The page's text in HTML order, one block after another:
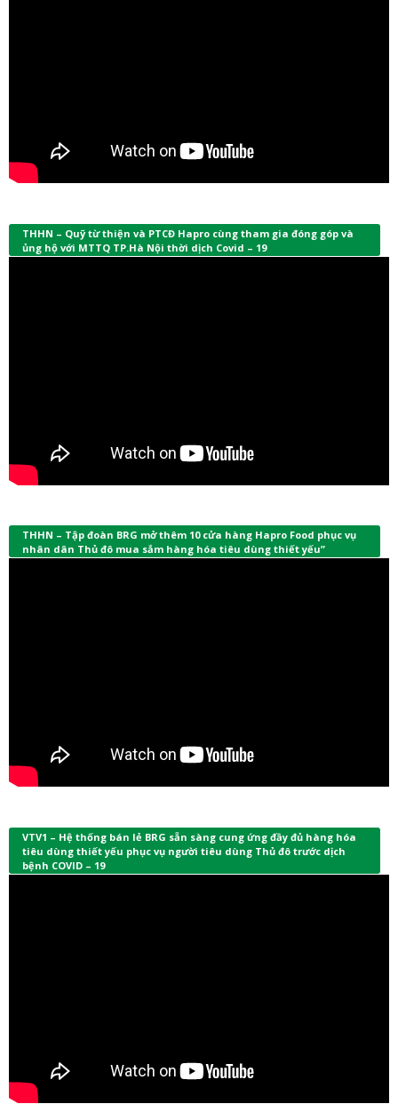
THHN – Quỹ từ thiện và PTCĐ Hapro cùng tham gia đóng góp và
ủng hộ với MTTQ TP.Hà Nội thời dịch Covid – 19
THHN – Tập đoàn BRG mở thêm 10 cửa hàng Hapro Food phục vụ
nhân dân Thủ đô mua sắm hàng hóa tiêu dùng thiết yếu”
VTV1 – Hệ thống bán lẻ BRG sẵn sàng cung ứng đầy đủ hàng hóa
tiêu dùng thiết yếu phục vụ người tiêu dùng Thủ đô trước dịch
bệnh COVID – 19